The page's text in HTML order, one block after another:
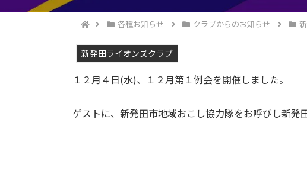
各種お知らせ クラブからのお知らせ
新発田ライオンズクラブ
１２月４日(水)、１２月第１例会を開催しました。
ゲストに、新発田市地域おこし協力隊をお呼びし新発